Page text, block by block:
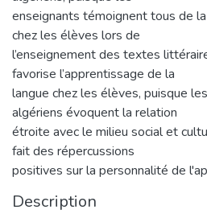
enseignants témoignent tous de
chez les élèves lors de
l’enseignement des textes
favorise l’apprentissage de la
langue chez les élèves, puisque
algériens évoquent la relation
étroite avec le milieu social et
fait des répercussions
positives sur la personnalité de
Description